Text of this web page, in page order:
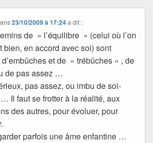
23/10/2009 à 17:24 a dit :
de » l’équilibre » (celui où l’on
bien, en accord avec soi) sont
et de » trébûches « , de
de pas assez …
pas assez, ou imbu de soi-
Il faut se frotter à la réalité, aux
des autres, pour évoluer, pour
parfois une âme enfantine …